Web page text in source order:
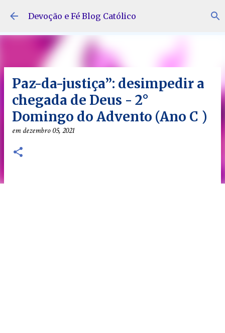
Pular para o conteúdo principal
Devoção e Fé Blog Católico
Paz-da-justiça”: desimpedir a
chegada de Deus - 2°
Domingo do Advento (Ano C )
emdezembro 05, 2021